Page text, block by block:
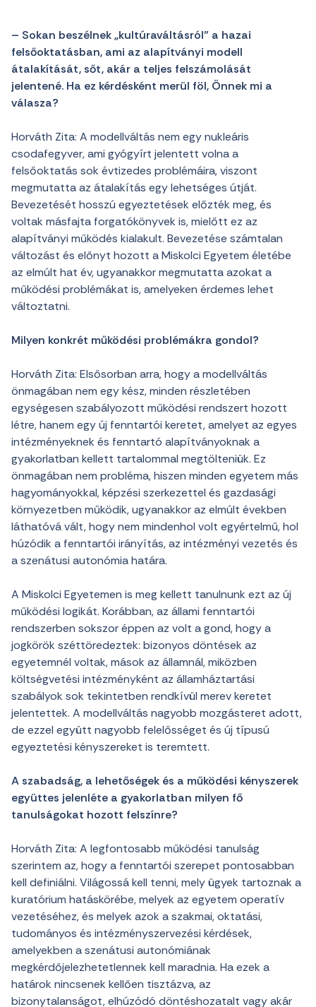
– Sokan beszélnek „kultúraváltásról” a hazai
felsőoktatásban, ami az alapítványi modell
átalakítását, sőt, akár a teljes felszámolását
jelentené. Ha ez kérdésként merül föl, Önnek mi a
válasza?
Horváth Zita: A modellváltás nem egy nukleáris
csodafegyver, ami gyógyírt jelentett volna a
felsőoktatás sok évtizedes problémáira, viszont
megmutatta az átalakítás egy lehetséges útját.
Bevezetését hosszú egyeztetések előzték meg, és
voltak másfajta forgatókönyvek is, mielőtt ez az
alapítványi működés kialakult. Bevezetése számtalan
változást és előnyt hozott a Miskolci Egyetem életébe
az elmúlt hat év, ugyanakkor megmutatta azokat a
működési problémákat is, amelyeken érdemes lehet
változtatni.
Milyen konkrét működési problémákra gondol?
Horváth Zita: Elsősorban arra, hogy a modellváltás
önmagában nem egy kész, minden részletében
egységesen szabályozott működési rendszert hozott
létre, hanem egy új fenntartói keretet, amelyet az egyes
intézményeknek és fenntartó alapítványoknak a
gyakorlatban kellett tartalommal megtölteniük. Ez
önmagában nem probléma, hiszen minden egyetem más
hagyományokkal, képzési szerkezettel és gazdasági
környezetben működik, ugyanakkor az elmúlt években
láthatóvá vált, hogy nem mindenhol volt egyértelmű, hol
húzódik a fenntartói irányítás, az intézményi vezetés és
a szenátusi autonómia határa.
A Miskolci Egyetemen is meg kellett tanulnunk ezt az új
működési logikát. Korábban, az állami fenntartói
rendszerben sokszor éppen az volt a gond, hogy a
jogkörök széttöredeztek: bizonyos döntések az
egyetemnél voltak, mások az államnál, miközben
költségvetési intézményként az államháztartási
szabályok sok tekintetben rendkívül merev keretet
jelentettek. A modellváltás nagyobb mozgásteret adott,
de ezzel együtt nagyobb felelősséget és új típusú
egyeztetési kényszereket is teremtett.
A szabadság, a lehetőségek és a működési kényszerek
együttes jelenléte a gyakorlatban milyen fő
tanulságokat hozott felszínre?
Horváth Zita: A legfontosabb működési tanulság
szerintem az, hogy a fenntartói szerepet pontosabban
kell definiálni. Világossá kell tenni, mely ügyek tartoznak a
kuratórium hatáskörébe, melyek az egyetem operatív
vezetéséhez, és melyek azok a szakmai, oktatási,
tudományos és intézményszervezési kérdések,
amelyekben a szenátusi autonómiának
megkérdőjelezhetetlennek kell maradnia. Ha ezek a
határok nincsenek kellően tisztázva, az
bizonytalanságot, elhúzódó döntéshozatalt vagy akár